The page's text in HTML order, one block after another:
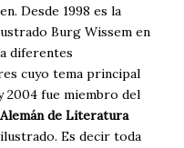
Desde 1998 es la
Burg Wissem en
diferentes
cuyo tema principal
2004 fue miembro del
de Literatura
Es decir toda